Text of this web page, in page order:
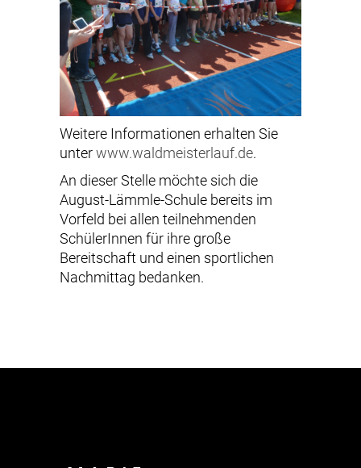
Weitere Informationen erhalten Sie
unterwww.waldmeisterlauf.de.
An dieser Stelle möchte sich die
August-Lämmle-Schule bereits im
Vorfeld bei allen teilnehmenden
SchülerInnen für ihre große
Bereitschaft und einen sportlichen
Nachmittag bedanken.